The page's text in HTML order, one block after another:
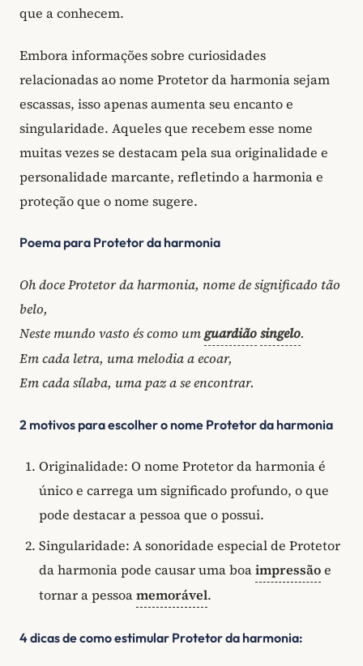
que a conhecem.
Embora informações sobre curiosidades
relacionadas ao nome Protetor da harmonia sejam
escassas, isso apenas aumenta seu encanto e
singularidade. Aqueles que recebem esse nome
muitas vezes se destacam pela sua originalidade e
personalidade marcante, refletindo a harmonia e
proteção que o nome sugere.
Poema para Protetor da harmonia
Oh doce Protetor da harmonia, nome de significado tão
belo,
Neste mundo vasto és como umguardiãosingelo.
Em cada letra, uma melodia a ecoar,
Em cada sílaba, uma paz a se encontrar.
2 motivos para escolher o nome Protetor da harmonia
Originalidade: O nome Protetor da harmonia é
único e carrega um significado profundo, o que
pode destacar a pessoa que o possui.
Singularidade: A sonoridade especial de Protetor
da harmonia pode causar uma boaimpressãoe
tornar a pessoamemorável.
4 dicas de como estimular Protetor da harmonia: